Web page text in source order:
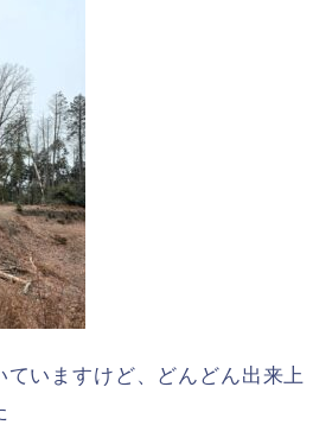
ていますけど、どんどん出来上